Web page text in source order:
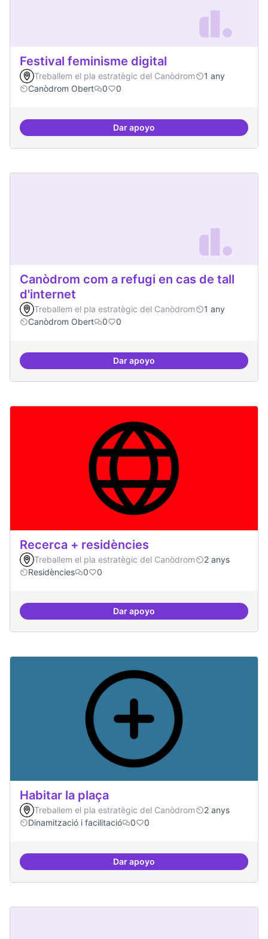
Festival feminisme digital
Treballem el pla estratègic del Canòdrom
1 any
Canòdrom Obert
0 0
Dar apoyoFestival feminisme digital
Canòdrom com a refugi en cas de tall
d'internet
Treballem el pla estratègic del Canòdrom
1 any
Canòdrom Obert
0 0
Dar apoyoCanòdrom com a refugi en cas
Recerca + residències
Treballem el pla estratègic del Canòdrom
2 anys
Residències
0 0
Dar apoyoRecerca + residències
Habitar la plaça
Treballem el pla estratègic del Canòdrom
2 anys
Dinamització i facilitació
0 0
Dar apoyoHabitar la plaça